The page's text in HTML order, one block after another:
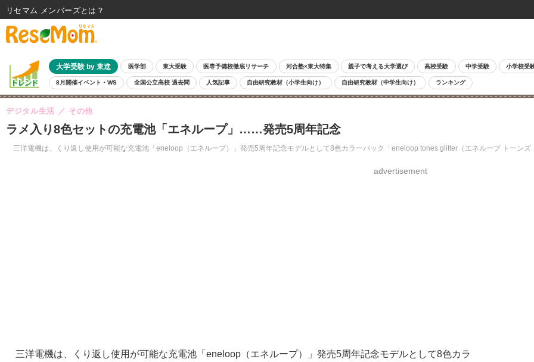
大学受験 by 東進 医学部 東大受験 医専予備校徹底リサーチ 河合塾×東大特集 親子で考える大学選び 高校受験 中学受験 小学校受
8月開催イベント・WS 全国公立高校 過去問 人気記事 自由研究教材（小学生向け） 自由研究教材（中学生向け） ランキング
ラメ入り8色セットの充電池「エネループ」……発売5周年記念
三洋電機は、くり返し使用が可能な充電池「eneloop（エネループ）」発売5周年記念モデルとして8色カラーパック「eneloop tones glitter（エネループ トーン
デジタル生活 その他
advertisement
三洋電機は、くり返し使用が可能な充電池「eneloop（エネループ）」発売5周年記念モデルとして8色カラ
リセマム メンバーズ